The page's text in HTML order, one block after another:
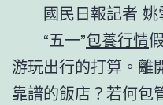
國民日報記者 姚
“五一”包養行情
游玩出行的打算。離
靠譜的飯店？若何包